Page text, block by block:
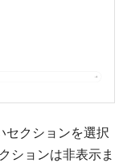
セクションを選択
ションは非表示ま